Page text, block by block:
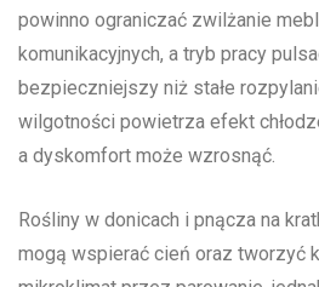
powinno ograniczać zwilżanie
komunikacyjnych, a tryb pracy
bezpieczniejszy niż stałe
wilgotności powietrza efekt
a dyskomfort może wzrosnąć.
Rośliny w donicach i pnącza na
mogą wspierać cień oraz tworzyć